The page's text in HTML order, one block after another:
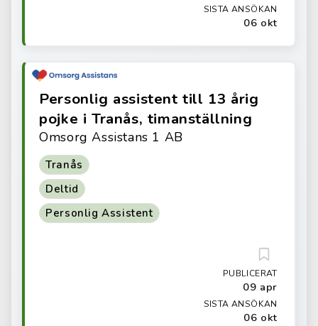
SISTA ANSÖKAN
06 okt
Personlig assistent till 13 årig
pojke i Tranås, timanställning
Omsorg Assistans 1 AB
Tranås
Deltid
Personlig Assistent
PUBLICERAT
09 apr
SISTA ANSÖKAN
06 okt